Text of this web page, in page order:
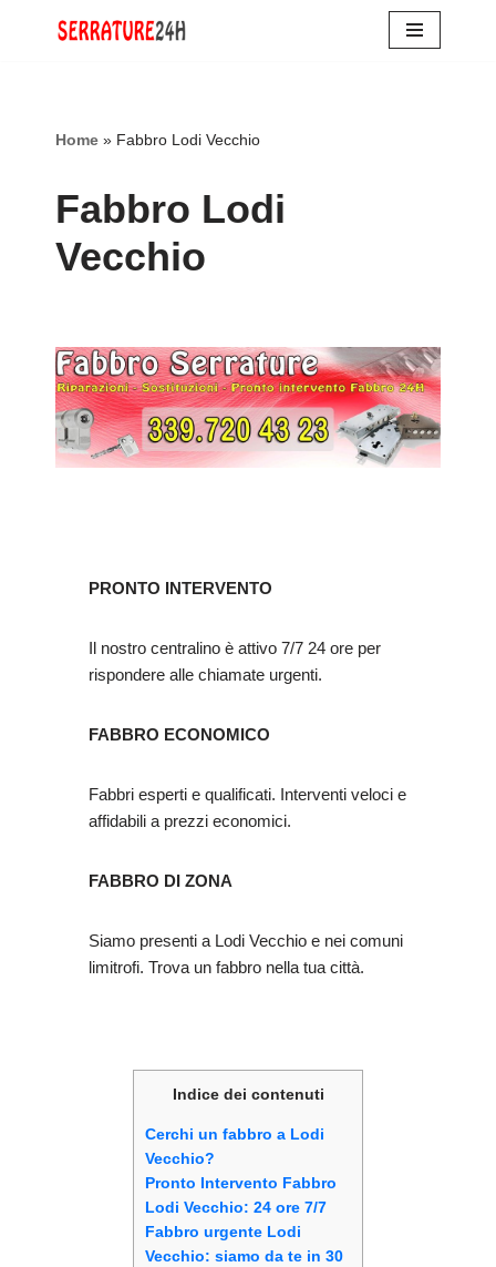
Home » Fabbro Lodi Vecchio
Fabbro Lodi
Vecchio
PRONTO INTERVENTO
Il nostro centralino è attivo 7/7 24 ore per
rispondere alle chiamate urgenti.
FABBRO ECONOMICO
Fabbri esperti e qualificati. Interventi veloci e
affidabili a prezzi economici.
FABBRO DI ZONA
Siamo presenti a Lodi Vecchio e nei comuni
limitrofi. Trova un fabbro nella tua città.
Indice dei contenuti
Cerchi un fabbro a Lodi
Vecchio?
Pronto Intervento Fabbro
Lodi Vecchio: 24 ore 7/7
Fabbro urgente Lodi
Vecchio: siamo da te in 30